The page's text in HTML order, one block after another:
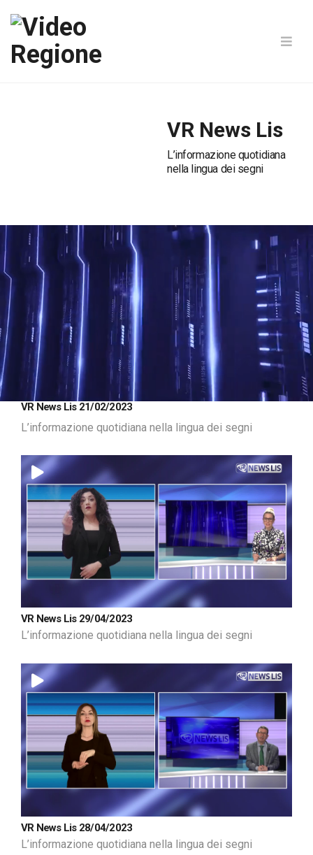
VR News Lis
L’informazione quotidiana
nella lingua dei segni
Unmute Loaded
11.20%
VR News Lis 21/02/2023
L’informazione quotidiana nella lingua dei segni
VR News Lis 29/04/2023
L’informazione quotidiana nella lingua dei segni
VR News Lis 28/04/2023
L’informazione quotidiana nella lingua dei segni